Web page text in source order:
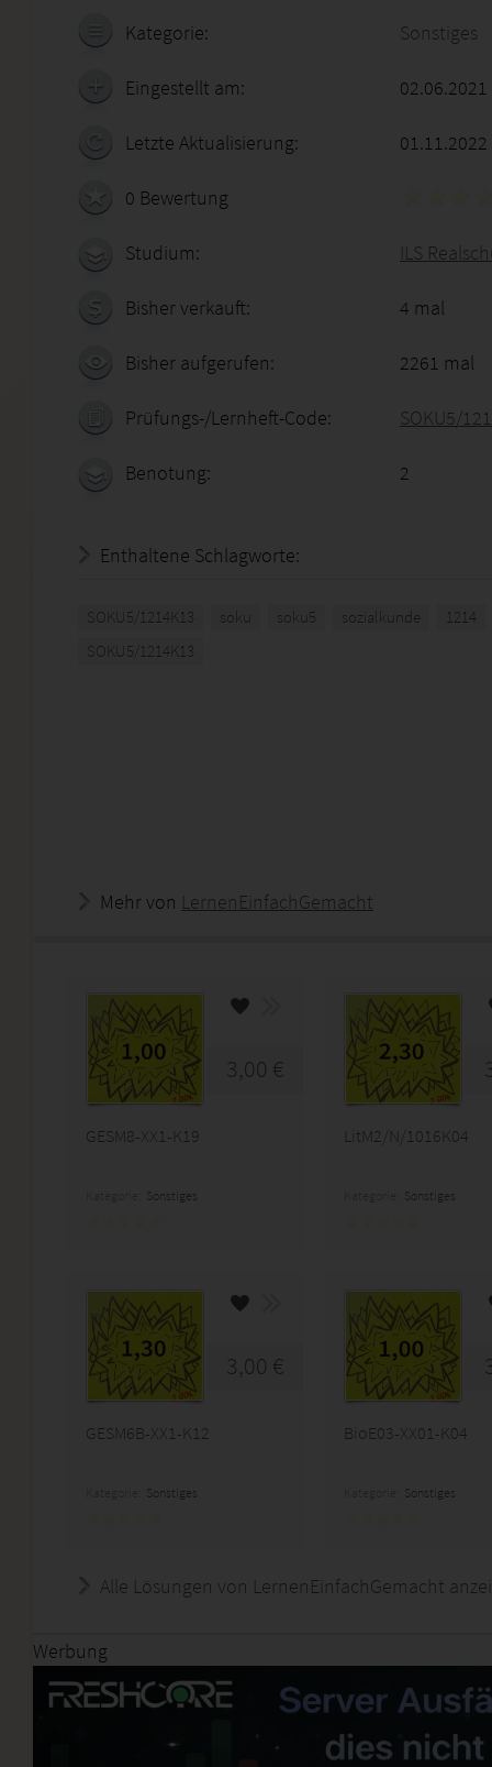
Kategorie: Sonstiges
Eingestellt am:
Letzte Aktualisierung: 01.11.2022
0 Bewertung
Studium: ILS
Bisher verkauft: 4 mal
Bisher aufgerufen: 2261 mal
Prüfungs-/Lernheft-Code: SOKU5/
Benotung: 2
Enthaltene Schlagworte:
SOKU5/1214K13 soku soku5 sozialkunde
1214
SOKU5/1214K13
Mehr von LernenEinfachGemacht
3,00 €
GESM8-XX1-K19
Sonstiges
LitM2/N/1016K04
Sonstiges
3,00 €
GESM6B-XX1-K12
Sonstiges
BioE03-XX01-K04
Sonstiges
Alle Lösungen von LernenEinfachGemacht
Werbung